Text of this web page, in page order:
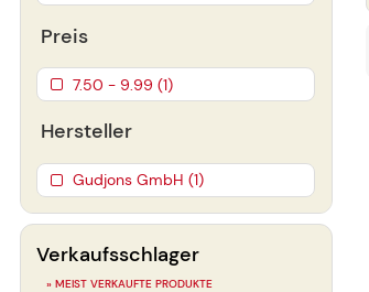
Preis
7.50 - 9.99 (1)
Hersteller
Gudjons GmbH (1)
Verkaufsschlager
» MEIST VERKAUFTE PRODUKTE